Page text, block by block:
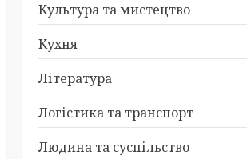
Культура та мистецтво
Кухня
Література
Логістика та транспорт
Людина та суспільство